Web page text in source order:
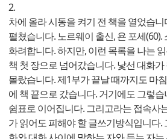
2.
차에 올라 시동을 켜기 전 책을 열었습
펼쳤습니다. 노르웨이 출신, 욘 포세
화려합니다. 하지만, 이런 목록을 나는
책 첫 장으로 넘어갔습니다. 낯선 대화
몰랐습니다. 제1부가 끝날 때까지도 마
에 책 끝으로 갔습니다. 거기에도 그렇
쉼표로 이어집니다. 그리고라는 접속사
가 읽어도 피해야 할 글쓰기방식입니다.